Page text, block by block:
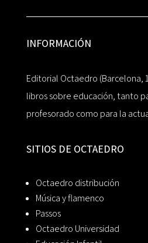
INFORMACIÓN
Editorial Octaedro (Barcelona,
libros sobre educación, tanto
profesorado como para la
SITIOS DE OCTAEDRO
Octaedro distribución
Música y flamenco
Passos
Octaedro Universidad